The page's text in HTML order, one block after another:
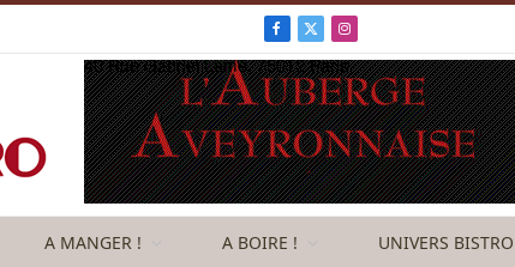
Facebook
X
(Twitter)
Instagram
A MANGER ! A BOIRE ! UNIVERS BISTRO